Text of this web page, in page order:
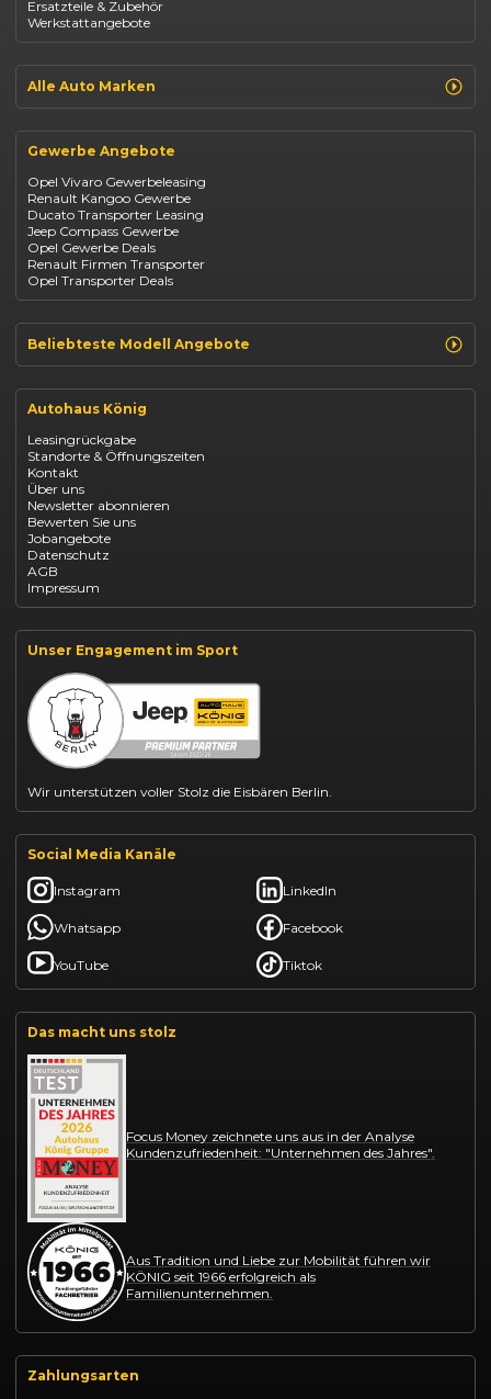
Dacia Duster
Dacia Sandero
Jeep Compass
Suzuki Vitara
Suzuki Swift
Mazda CX-30
Ersatzteile & Zubehör
Werkstattangebote
Alle Auto Marken
Opel
Fiat
Jeep
Suzuki
BYD
Kia
Mazda
Citroën
Abarth
Fiat Professional
Gewerbe Angebote
Opel Vivaro Gewerbeleasing
Renault Kangoo Gewerbe
Ducato Transporter Leasing
Jeep Compass Gewerbe
Opel Gewerbe Deals
Renault Firmen Transporter
Opel Transporter Deals
Beliebteste Modell Angebote
Renault Arkana Leasing
Renault Captur Leasing
Opel Astra leasen
Opel Mokka kaufen
Opel Grandland finanzieren
Opel Vivaro Gewerbeleasing
Fiat 500 finanzieren
Fiat Panda leasen
Dacia Duster finanzieren
Dacia Sandero kaufen
Dacia Jogger leasen
Jeep Compass leasen
Jeep Renegade finanzieren
Suzuki Swift finanzieren
BYD Dolphin finanzieren
Kia Ceed finanzieren
Kia Sportage leasen
Mazda CX-30 finanzieren
Citroën C3 leasen
Autohaus König
Leasingrückgabe
Standorte & Öffnungszeiten
Kontakt
Über uns
Newsletter abonnieren
Bewerten Sie uns
Jobangebote
Datenschutz
AGB
Impressum
Unser Engagement im Sport
Wir unterstützen voller Stolz die Eisbären Berlin.
Social Media Kanäle
Instagram LinkedIn
Whatsapp Facebook
YouTube Tiktok
Das macht uns stolz
Focus Money zeichnete uns aus in der Analyse
Kundenzufriedenheit: "Unternehmen des Jahres".
Aus Tradition und Liebe zur Mobilität führen wir
KÖNIG seit 1966 erfolgreich als
Familienunternehmen.
Zahlungsarten